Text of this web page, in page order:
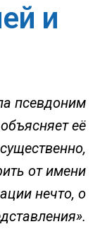
и
псевдоним
её
от имени
нечто, о